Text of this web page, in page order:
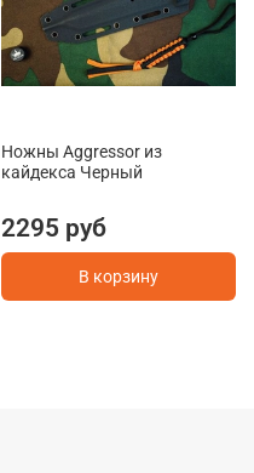
Ножны Aggressor из
кайдекса Черный
2295 руб
В корзину